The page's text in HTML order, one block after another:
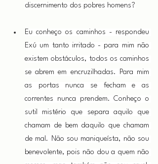
discernimento dos pobres homens?
Eu conheço os caminhos - respondeu
Exú um tanto irritado - para mim não
existem obstáculos, todos os caminhos
se abrem em encruzilhadas. Para mim
as portas nunca se fecham e as
correntes nunca prendem. Conheço o
sutil mistério que separa aquilo que
chamam de bem daquilo que chamam
de mal. Não sou maniqueísta, não sou
benevolente, pois não dou a quem não